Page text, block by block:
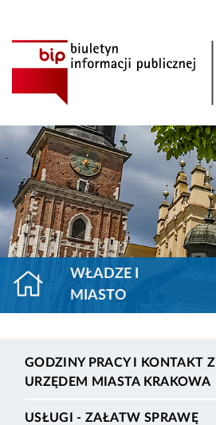
WŁADZE I
MIASTO
GODZINY PRACY I KONTAKT Z
URZĘDEM MIASTA KRAKOWA
USŁUGI - ZAŁATW SPRAWĘ